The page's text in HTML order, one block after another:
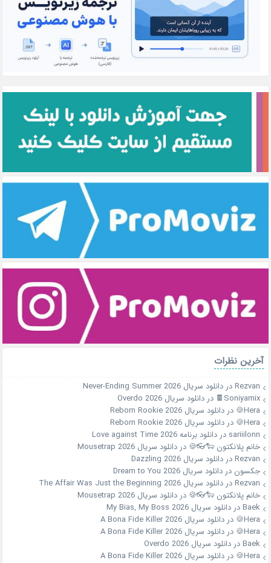
آخرین نظرات
Rezvanدردانلود سریال Never-Ending Summer 2026
Soniyamix🍫
دردانلود سریال Overdo 2026
Hera🍪
دردانلود سریال Reborn Rookie 2026
Hera🍪
دردانلود سریال Reborn Rookie 2026
sariiilonn دردانلود برنامه Love against Time 2026
خانم پلانکتون 🐑👓🍪 دردانلود سریال Mousetrap 2026
Rezvanدردانلود سریال Dazzling 2026
جکسون دردانلود سریال Dream to You 2026
Rezvanدردانلود سریال The Affair Was Just the Beginning 2026
خانم پلانکتون 🐑👓🍪 دردانلود سریال Mousetrap 2026
Baekدردانلود سریال My Bias, My Boss 2026
Hera🍪
دردانلود سریال A Bona Fide Killer 2026
Hera🍪
دردانلود سریال A Bona Fide Killer 2026
Baekدردانلود سریال Overdo 2026
Hera🍪
دردانلود سریال A Bona Fide Killer 2026